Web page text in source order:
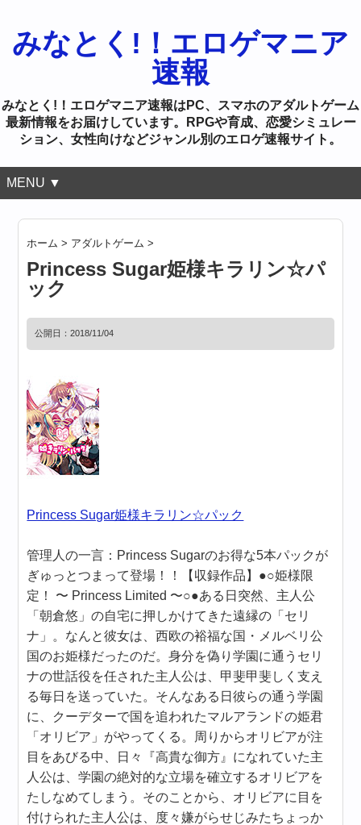
みなとく!！エロゲマニア
速報
みなとく!！エロゲマニア速報はPC、スマホのアダルトゲーム
最新情報をお届けしています。RPGや育成、恋愛シミュレー
ション、女性向けなどジャンル別のエロゲ速報サイト。
MENU ▼
ホーム > アダルトゲーム >
Princess Sugar姫様キラリン☆パ
ック
公開日：2018/11/04
Princess Sugar姫様キラリン☆パック
管理人の一言：Princess Sugarのお得な5本パックが
ぎゅっとつまって登場！！【収録作品】●○姫様限
定！ 〜 Princess Limited 〜○●ある日突然、主人公
「朝倉悠」の自宅に押しかけてきた遠縁の「セリ
ナ」。なんと彼女は、西欧の裕福な国・メルベリ公
国のお姫様だったのだ。身分を偽り学園に通うセリ
ナの世話役を任された主人公は、甲斐甲斐しく支え
る毎日を送っていた。そんなある日彼らの通う学園
に、クーデターで国を追われたマルアランドの姫君
「オリビア」がやってくる。周りからオリビアが注
目をあびる中、日々『高貴な御方』になれていた主
人公は、学園の絶対的な立場を確立するオリビアを
たしなめてしまう。そのことから、オリビアに目を
付けられた主人公は、度々嫌がらせじみたちょっか